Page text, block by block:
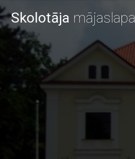
Skolotāja mājaslapa